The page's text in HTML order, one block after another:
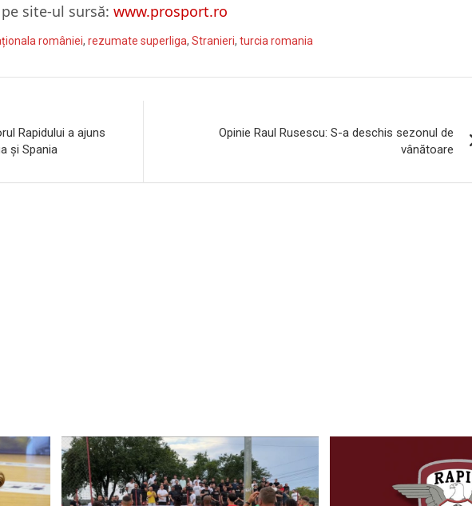
site-ul sursă: www.prosport.ro
româniei, rezumate superliga, Stranieri, turcia romania
Rapidului a ajuns
și Spania
Opinie Raul Rusescu: S-a deschis sezonul de
vânătoare